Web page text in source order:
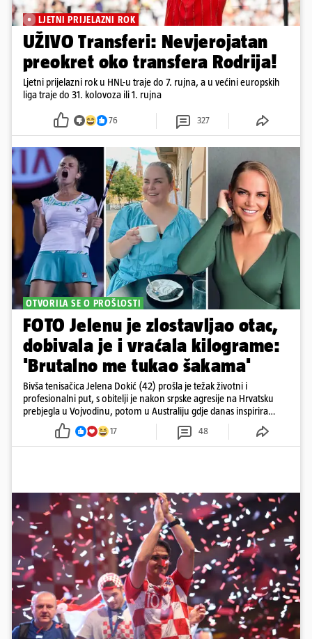
LJETNI PRIJELAZNI ROK
UŽIVO Transferi: Nevjerojatan
preokret oko transfera Rodrija!
Ljetni prijelazni rok u HNL-u traje do 7. rujna, a u većini europskih
liga traje do 31. kolovoza ili 1. rujna
76 327
OTVORILA SE O PROŠLOSTI
FOTO Jelenu je zlostavljao otac,
dobivala je i vraćala kilograme:
'Brutalno me tukao šakama'
Bivša tenisačica Jelena Dokić (42) prošla je težak životni i
profesionalni put, s obitelji je nakon srpske agresije na Hrvatsku
prebjegla u Vojvodinu, potom u Australiju gdje danas inspirira
17 48